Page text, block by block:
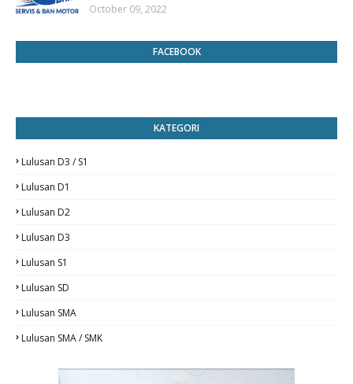
October 09, 2022
FACEBOOK
KATEGORI
Lulusan D3 / S1
Lulusan D1
Lulusan D2
Lulusan D3
Lulusan S1
Lulusan SD
Lulusan SMA
Lulusan SMA / SMK